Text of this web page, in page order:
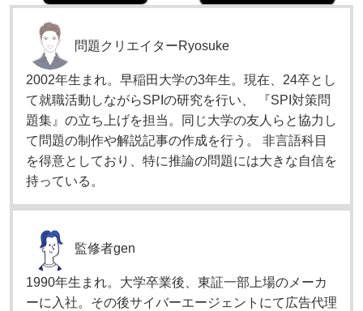
問題クリエイターRyosuke
2002年生まれ。早稲田大学の3年生。現在、24卒とし
て就職活動しながらSPIの研究を行い、 『SPI対策問
題集』の立ち上げを担当。同じ大学の友人らと協力し
て問題の制作や解説記事の作成を行う。 非言語科目
を得意としており、特に推論の問題には大きな自信を
持っている。
監修者gen
1990年生まれ。大学卒業後、東証一部上場のメーカ
ーに入社。その後サイバーエージェントにて広告代理